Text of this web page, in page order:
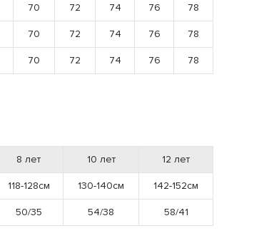
70 72 74 76 78
70 72 74 76 78
70 72 74 76 78
8 лет 10 лет 12 лет
118-128см 130-140см 142-152см
50/35 54/38 58/41